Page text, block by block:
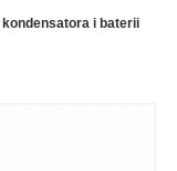
i baterii